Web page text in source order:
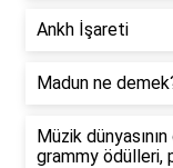
Ankh İşareti
Madun ne
Müzik
grammy ödülleri,